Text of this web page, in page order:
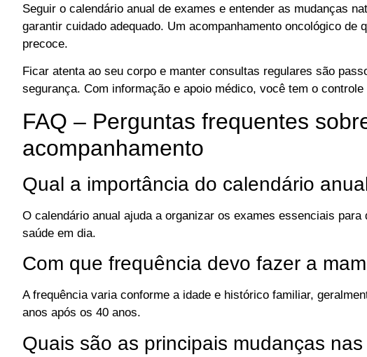
Seguir o calendário anual de exames e entender as mudanças
garantir cuidado adequado. Um acompanhamento oncológico de
precoce.
Ficar atenta ao seu corpo e manter consultas regulares são
segurança. Com informação e apoio médico, você tem o
FAQ – Perguntas frequentes
acompanhamento
Qual a importância do calendário
O calendário anual ajuda a organizar os exames essenciais
saúde em dia.
Com que frequência devo fazer a
A frequência varia conforme a idade e histórico familiar,
anos após os 40 anos.
Quais são as principais mudanças